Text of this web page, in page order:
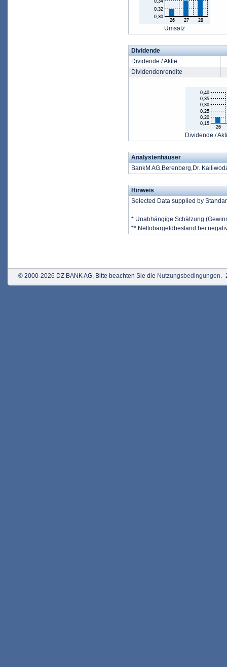
Umsatz
Dividende
Dividende / Aktie
Dividendenrendite
Dividende /
Analystenhäuser
BankM AG,Berenberg,Dr.
Hinweis
Selected Data supplied by
* Unabhängige Schätzung
** Nettobargeldbestand bei
© 2000-2026 DZ BANK AG. Bitte beachten Sie die Nutzungsbedingungen.